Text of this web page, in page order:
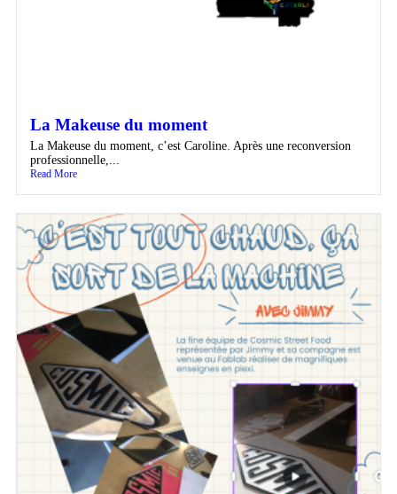
La Makeuse du moment
La Makeuse du moment, c’est Caroline. Après une reconversion
professionnelle,...
Read More